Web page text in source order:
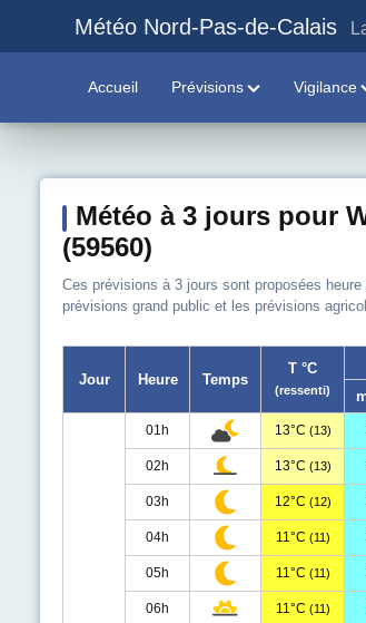
Météo Nord-Pas-de-Calais
Accueil Prévisions Vigilance
Météo à 3 jours pour
(59560)
Ces prévisions à 3 jours sont proposées
prévisions grand public et les prévisions
Jour Heure Temps
T °C
(ressenti)
01h 13°C (13)
02h 13°C (13)
03h 12°C (12)
04h 11°C (11)
05h 11°C (11)
06h 11°C (11)